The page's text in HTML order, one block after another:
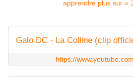
Galo DC - La Colline (clip
https://